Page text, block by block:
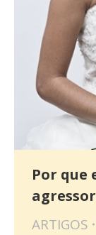
Por que
ARTIGOS